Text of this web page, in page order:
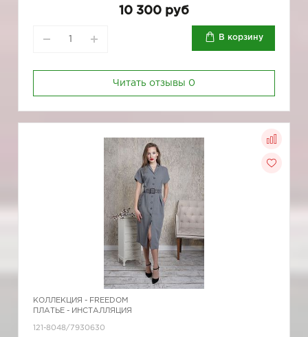
10 300 руб
В корзину
Читать отзывы 0
КОЛЛЕКЦИЯ - FREEDOM
ПЛАТЬЕ - ИНСТАЛЛЯЦИЯ
121-8048/7930630